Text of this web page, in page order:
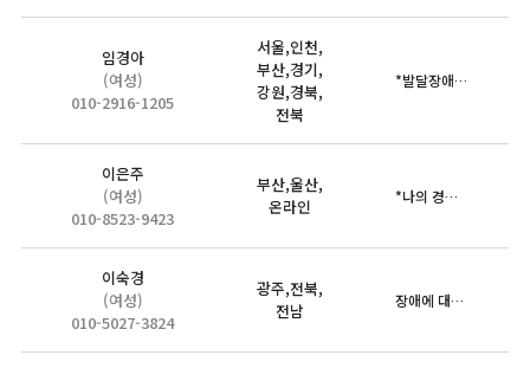
임경아
(여성)
010-2916-1205
서울,인천,
부산,경기,
강원,경북,
전북
*발달장애자녀를 양육하는 부모로써의 경험을 토대로 우리 모두가 …
이은주
(여성)
010-8523-9423
부산,울산,
온라인
*나의 경험을 중심으로
이숙경
(여성)
010-5027-3824
광주,전북,
전남
장애에 대한 기본 지식과 다양성 존중을 바탕으로 하고 경험과 사…